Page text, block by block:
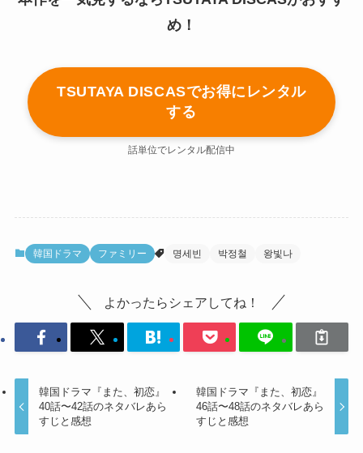
め！
TSUTAYA DISCASでお得にレンタル
する
話単位でレンタル配信中
韓国ドラマ ファミリー 명세빈 박정철 왕빛나
よかったらシェアしてね！
韓国ドラマ『また、初恋』
40話〜42話のネタバレあら
すじと感想
韓国ドラマ『また、初恋』
46話〜48話のネタバレあら
すじと感想